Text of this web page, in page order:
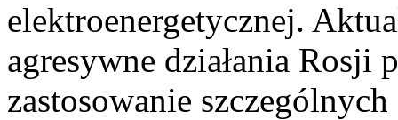
elektroenergetycznej.
agresywne działania Rosji
zastosowanie